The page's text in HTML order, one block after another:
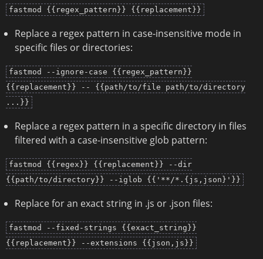
fastmod {{regex_pattern}} {{replacement}}
Replace a regex pattern in case-insensitive mode in
specific files or directories:
fastmod --ignore-case {{regex_pattern}}
{{replacement}} -- {{path/to/file path/to/directory
...}}
Replace a regex pattern in a specific directory in files
filtered with a case-insensitive glob pattern:
fastmod {{regex}} {{replacement}} --dir
{{path/to/directory}} --iglob {{'**/*.{js,json}'}}
Replace for an exact string in .js or .json files:
fastmod --fixed-strings {{exact_string}}
{{replacement}} --extensions {{json,js}}